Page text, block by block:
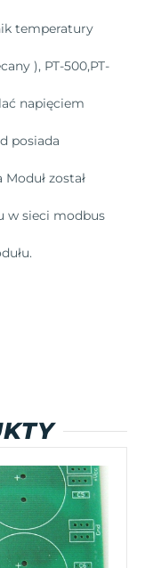
temperatury
), PT-500,PT-
napięciem
posiada
został
w sieci modbus